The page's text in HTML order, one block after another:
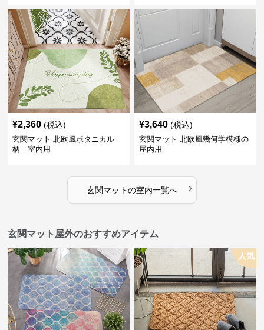
¥2,360 (税込)
玄関マット 北欧風ボタニカル
柄 室内用
¥3,640 (税込)
玄関マット 北欧風幾何学模様の
屋内用
玄関マットの室内一覧へ ›
玄関マット屋外のおすすめアイテム
人気